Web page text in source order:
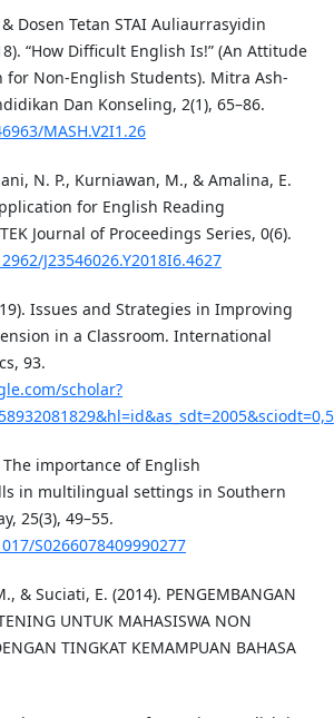
Dosen Tetan STAI Auliaurrasyidin
“How Difficult English Is!” (An Attitude
for Non-English Students). Mitra Ash-
Dan Konseling, 2(1), 65–86.
MASH.V2I1.26
N. P., Kurniawan, M., & Amalina, E.
for English Reading
Journal of Proceedings Series, 0(6).
J23546026.Y2018I6.4627
Issues and Strategies in Improving
in a Classroom. International
93.
scholar?
The importance of English
in multilingual settings in Southern
25(3), 49–55.
S0266078409990277
& Suciati, E. (2014). PENGEMBANGAN
UNTUK MAHASISWA NON
TINGKAT KEMAMPUAN BAHASA